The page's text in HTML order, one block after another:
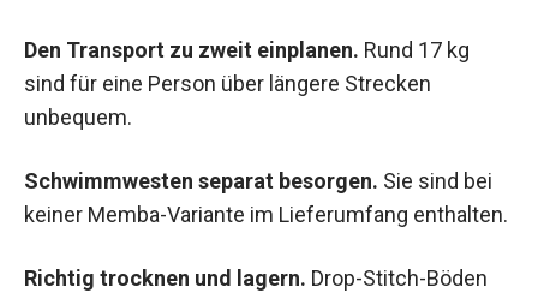
Den Transport zu zweit einplanen. Rund 17 kg
sind für eine Person über längere Strecken
unbequem.
Schwimmwesten separat besorgen. Sie sind bei
keiner Memba-Variante im Lieferumfang enthalten.
Richtig trocknen und lagern. Drop-Stitch-Böden